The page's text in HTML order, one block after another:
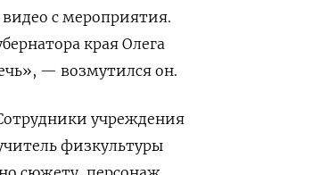
с мероприятия.
края Олега
— возмутился он.
учреждения
физкультуры